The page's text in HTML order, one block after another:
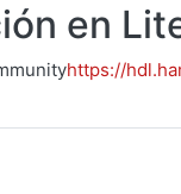
en
https://